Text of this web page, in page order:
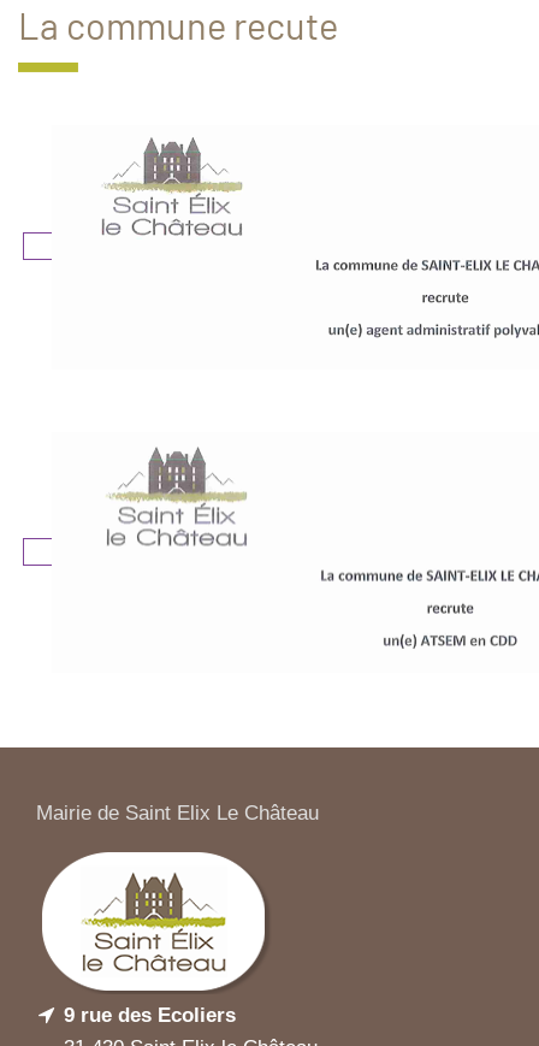
La commune recute
Mairie de Saint Elix Le Château
9 rue des Ecoliers